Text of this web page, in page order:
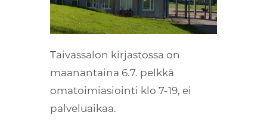
Taivassalon kirjastossa on
maanantaina 6.7. pelkkä
omatoimiasiointi klo 7-19, ei
palveluaikaa.